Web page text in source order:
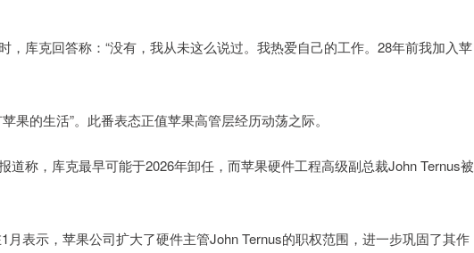
库克回答称：“没有，我从未这么说过。我热爱自己的工作。28年前我加入苹
的生活”。此番表态正值苹果高管层经历动荡之际。
称，库克最早可能于2026年卸任，而苹果硬件工程高级副总裁John Ternus被
表示，苹果公司扩大了硬件主管John Ternus的职权范围，进一步巩固了其作